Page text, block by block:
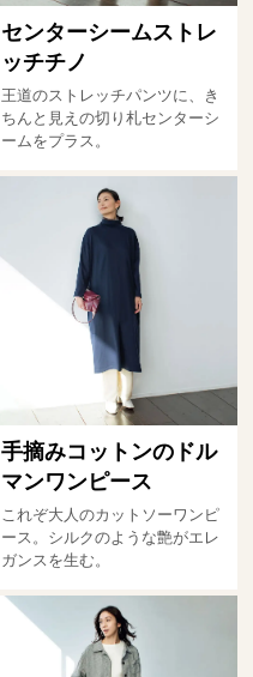
センターシームストレ
ッチチノ
王道のストレッチパンツに、き
ちんと見えの切り札センターシ
ームをプラス。
手摘みコットンのドル
マンワンピース
これぞ大人のカットソーワンピ
ース。シルクのような艶がエレ
ガンスを生む。